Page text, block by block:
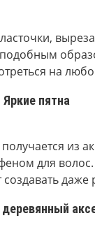
на
Яркие пятна
из
для
даже